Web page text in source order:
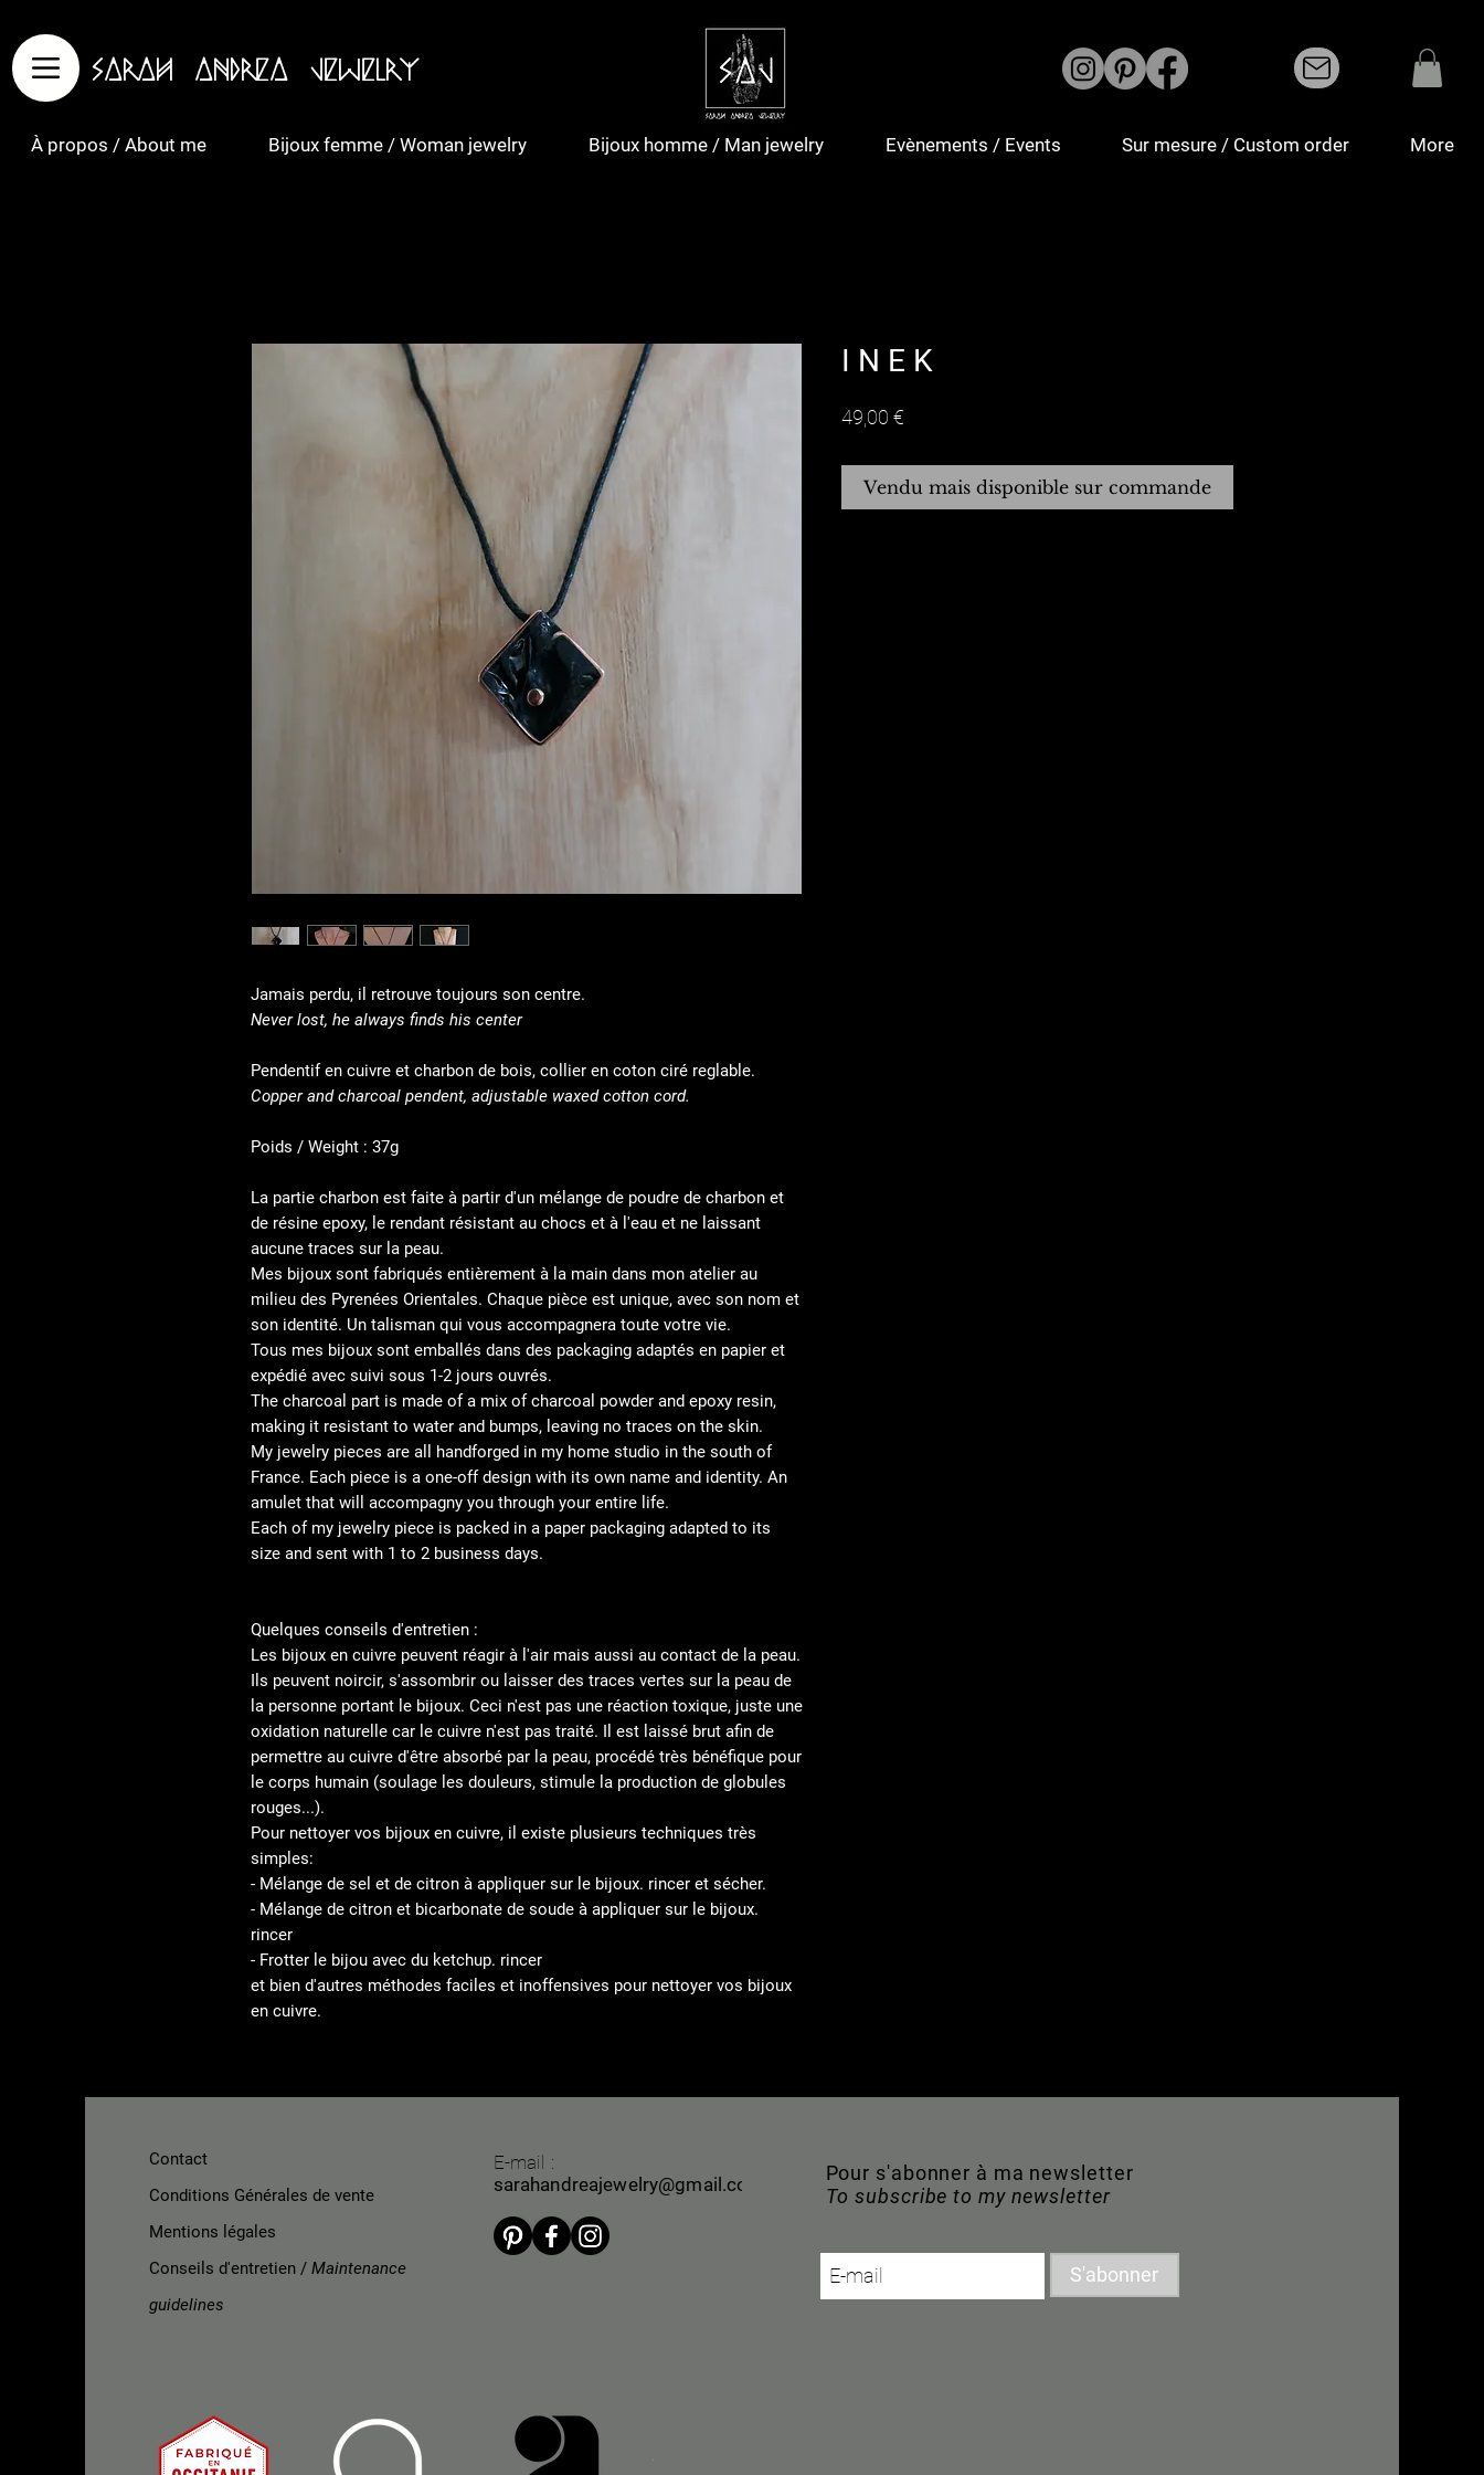
Sarah Andrea Jewelry
À propos / About me Bijoux femme / Woman jewelry Bijoux homme / Man jewelry Evènements / Events Sur mesure / Custom order More
Jamais perdu, il retrouve toujours son centre.
Never lost, he always finds his center
Pendentif en cuivre et charbon de bois, collier en coton ciré reglable.
Copper and charcoal pendent, adjustable waxed cotton cord.
Poids / Weight : 37g
La partie charbon est faite à partir d'un mélange de poudre de charbon et
de résine epoxy, le rendant résistant au chocs et à l'eau et ne laissant
aucune traces sur la peau.
Mes bijoux sont fabriqués entièrement à la main dans mon atelier au
milieu des Pyrenées Orientales. Chaque pièce est unique, avec son nom et
son identité. Un talisman qui vous accompagnera toute votre vie.
Tous mes bijoux sont emballés dans des packaging adaptés en papier et
expédié avec suivi sous 1-2 jours ouvrés.
The charcoal part is made of a mix of charcoal powder and epoxy resin,
making it resistant to water and bumps, leaving no traces on the skin.
My jewelry pieces are all handforged in my home studio in the south of
France. Each piece is a one-off design with its own name and identity. An
amulet that will accompagny you through your entire life.
Each of my jewelry piece is packed in a paper packaging adapted to its
size and sent with 1 to 2 business days.
Quelques conseils d'entretien :
Les bijoux en cuivre peuvent réagir à l'air mais aussi au contact de la peau.
Ils peuvent noircir, s'assombrir ou laisser des traces vertes sur la peau de
la personne portant le bijoux. Ceci n'est pas une réaction toxique, juste une
oxidation naturelle car le cuivre n'est pas traité. Il est laissé brut afin de
permettre au cuivre d'être absorbé par la peau, procédé très bénéfique pour
le corps humain (soulage les douleurs, stimule la production de globules
rouges...).
Pour nettoyer vos bijoux en cuivre, il existe plusieurs techniques très
simples:
- Mélange de sel et de citron à appliquer sur le bijoux. rincer et sécher.
- Mélange de citron et bicarbonate de soude à appliquer sur le bijoux.
rincer
- Frotter le bijou avec du ketchup. rincer
et bien d'autres méthodes faciles et inoffensives pour nettoyer vos bijoux
en cuivre.
I N E K
49,00 €
Vendu mais disponible sur commande
Contact
Conditions Générales de vente
Mentions légales
Conseils d'entretien / Maintenance
guidelines
E-mail :
sarahandreajewelry@gmail.com
Pour s'abonner à ma newsletter
To subscribe to my newsletter
S'abonner